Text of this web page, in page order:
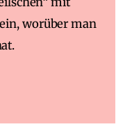
worüber man